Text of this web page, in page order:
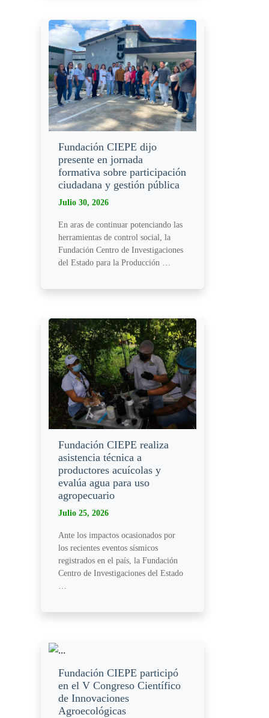
Fundación CIEPE dijo
presente en jornada
formativa sobre participación
ciudadana y gestión pública
Julio 30, 2026
En aras de continuar potenciando las
herramientas de control social, la
Fundación Centro de Investigaciones
del Estado para la Producción …
Fundación CIEPE realiza
asistencia técnica a
productores acuícolas y
evalúa agua para uso
agropecuario
Julio 25, 2026
Ante los impactos ocasionados por
los recientes eventos sísmicos
registrados en el país, la Fundación
Centro de Investigaciones del Estado
…
Fundación CIEPE participó
en el V Congreso Científico
de Innovaciones
Agroecológicas